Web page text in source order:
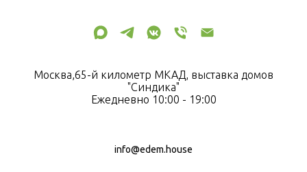
Москва,65-й километр МКАД, выставка домов
"Синдика"
Ежедневно 10:00 - 19:00
info@edem.house